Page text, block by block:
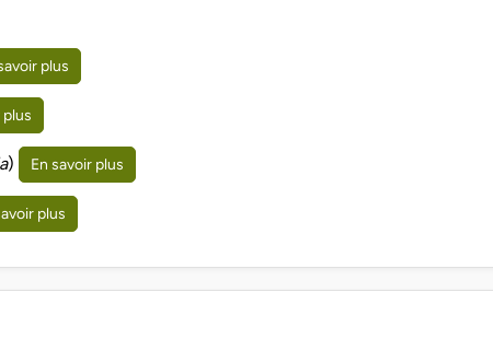
plus
plus
) En savoir plus
plus